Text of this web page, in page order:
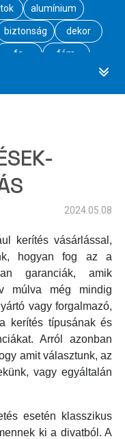
alumínium
biztonság dekor
fa fém
szerelés
2024.05.08
kerítés vásárlással,
hogyan fog az a
garanciák, amik
múlva még mindig
vagy forgalmazó,
kerítés típusának és
Arról azonban
amit választunk, az
vagy egyáltalán
esetén klasszikus
ki a divatból. A